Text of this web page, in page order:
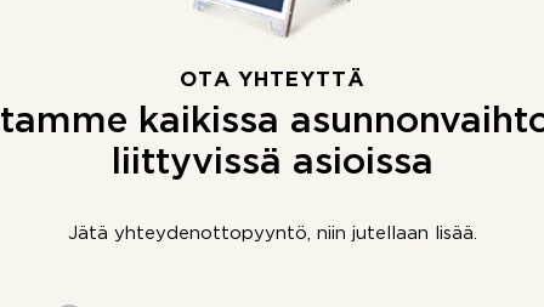
OTA YHTEYTTÄ
kaikissa
liittyvissä asioissa
Jätä yhteydenottopyyntö, niin jutellaan lisää.